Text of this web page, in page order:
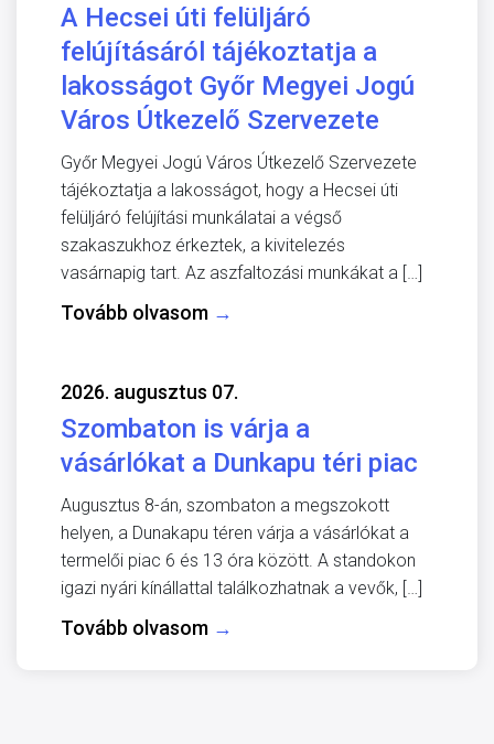
A Hecsei úti felüljáró
felújításáról tájékoztatja a
lakosságot Győr Megyei Jogú
Város Útkezelő Szervezete
Győr Megyei Jogú Város Útkezelő Szervezete
tájékoztatja a lakosságot, hogy a Hecsei úti
felüljáró felújítási munkálatai a végső
szakaszukhoz érkeztek, a kivitelezés
vasárnapig tart. Az aszfaltozási munkákat a […]
Tovább olvasom →
2026. augusztus 07.
Szombaton is várja a
vásárlókat a Dunkapu téri piac
Augusztus 8-án, szombaton a megszokott
helyen, a Dunakapu téren várja a vásárlókat a
termelői piac 6 és 13 óra között. A standokon
igazi nyári kínállattal találkozhatnak a vevők, […]
Tovább olvasom →